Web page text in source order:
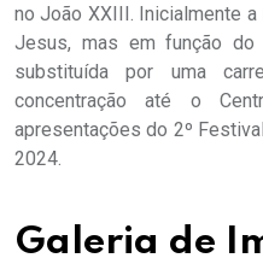
no João XXIII. Inicialmente
Jesus, mas em função
substituída por uma
concentração até o
apresentações do 2º
2024.
Galeria de